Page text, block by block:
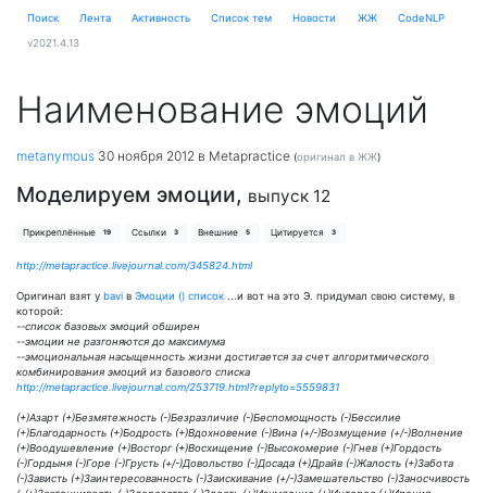
Поиск Лента Активность Cписок тем Новости ЖЖ CodeNLP
v2021.4.13
Наименование эмоций
metanymous 30 ноября 2012 в Metapractice (оригинал в ЖЖ)
Моделируем эмоции, выпуск 12
Прикреплённые 19 Ссылки 3 Внешние 5 Цитируется 3
http://metapractice.livejournal.com/345824.html
Оригинал взят у bavi в Эмоции () список
...и вот на это Э. придумал свою систему, в
которой:
--список базовых эмоций обширен
--эмоции не разгоняются до максимума
--эмоциональная насыщенность жизни достигается за счет алгоритмического
комбинирования эмоций из базового списка
http://metapractice.livejournal.com/253719.html?replyto=5559831
(+)Азарт (+)Безмятежность (-)Безразличие (-)Беспомощность (-)Бессилие
(+)Благодарность (+)Бодрость (+)Вдохновение (-)Вина (+/-)Возмущение (+/-)Волнение
(+)Воодушевление (+)Восторг (+)Восхищение (-)Высокомерие (-)Гнев (+)Гордость
(-)Гордыня (-)Горе (-)Грусть (+/-)Довольство (-)Досада (+)Драйв (-)Жалость (+)Забота
(-)Зависть (+)Заинтересованность (-)Заискивание (+/-)Замешательство (-)Заносчивость